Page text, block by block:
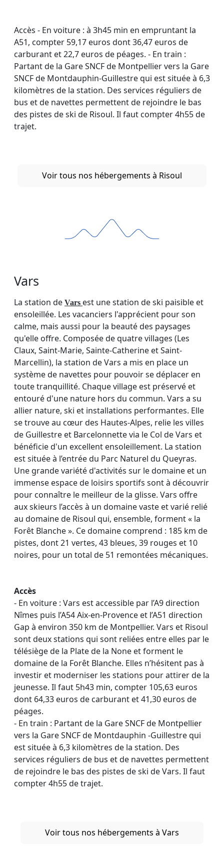
Accès - En voiture : à 3h45 min en empruntant la
A51, compter 59,17 euros dont 36,47 euros de
carburant et 22,7 euros de péages. - En train :
Partant de la Gare SNCF de Montpellier vers la Gare
SNCF de Montdauphin-Guillestre qui est située à 6,3
kilomètres de la station. Des services réguliers de
bus et de navettes permettent de rejoindre le bas
des pistes de ski de Risoul. Il faut compter 4h55 de
trajet.
Voir tous nos hébergements à Risoul
Vars
La station de Vars est une station de ski paisible et
ensoleillée. Les vacanciers l'apprécient pour son
calme, mais aussi pour la beauté des paysages
qu'elle offre. Composée de quatre villages (Les
Claux, Saint-Marie, Sainte-Catherine et Saint-
Marcellin), la station de Vars a mis en place un
système de navettes pour pouvoir se déplacer en
toute tranquillité. Chaque village est préservé et
entouré d'une nature hors du commun. Vars a su
allier nature, ski et installations performantes. Elle
se trouve au cœur des Hautes-Alpes, relie les villes
de Guillestre et Barcelonnette via le Col de Vars et
bénéficie d'un excellent ensoleillement. La station
est située à l’entrée du Parc Naturel du Queyras.
Une grande variété d'activités sur le domaine et un
immense espace de loisirs sportifs sont à découvrir
pour connaître le meilleur de la glisse. Vars offre
aux skieurs l’accès à un domaine vaste et varié relié
au domaine de Risoul qui, ensemble, forment « la
Forêt Blanche ». Ce domaine comprend : 185 km de
pistes, dont 21 vertes, 43 bleues, 39 rouges et 10
noires, pour un total de 51 remontées mécaniques.
Accès
- En voiture : Vars est accessible par l’A9 direction
Nîmes puis l’A54 Aix-en-Provence et l’A51 direction
Gap à environ 350 km de Montpellier. Vars et Risoul
sont deux stations qui sont reliées entre elles par le
télésiège de la Plate de la None et forment le
domaine de la Forêt Blanche. Elles n’hésitent pas à
investir et moderniser les stations pour attirer de la
jeunesse. Il faut 5h43 min, compter 105,63 euros
dont 64,33 euros de carburant et 41,30 euros de
péages.
- En train : Partant de la Gare SNCF de Montpellier
vers la Gare SNCF de Montdauphin -Guillestre qui
est située à 6,3 kilomètres de la station. Des
services réguliers de bus et de navettes permettent
de rejoindre le bas des pistes de ski de Vars. Il faut
compter 4h55 de trajet.
Voir tous nos hébergements à Vars